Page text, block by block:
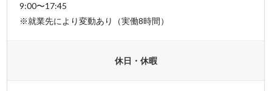
9:00〜17:45
※就業先により変動あり（実働8時間）
休日・休暇